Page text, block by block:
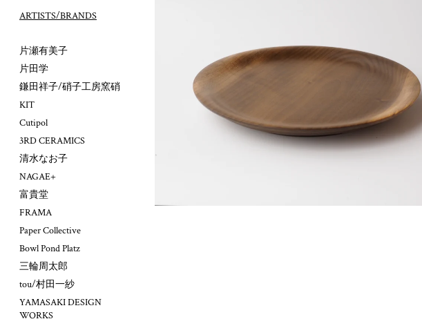
ARTISTS/BRANDS
片瀬有美子
片田学
鎌田祥子/硝子工房窯硝
KIT
Cutipol
3RD CERAMICS
清水なお子
NAGAE+
富貴堂
FRAMA
Paper Collective
Bowl Pond Platz
三輪周太郎
tou/村田一紗
YAMASAKI DESIGN
WORKS